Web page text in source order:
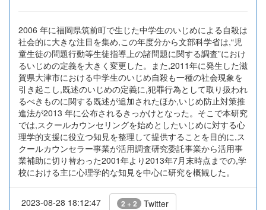
2006 年に福岡県筑前町で生じた中学生のいじめによる自殺は
社会的に大きな注目を集め,この年度分から文部科学省は,“児
童生徒の問題行動等生徒指導上の諸問題に関する調査”におけ
るいじめの定義を大きく変更した。また,2011年に発生した滋
賀県大津市における中学生のいじめ自殺も一種の社会現象を
引き起こし,既述のいじめの定義に,犯罪行為として取り扱われ
るべきものに関する既述が追加されたほか,いじめ防止対策推
進法が2013 年に公布されるきっかけとなった。そこで本研究
では,スクールカウンセリングを始めとしたいじめに対する心
理学的支援に役立つ知見を整理して提供することを目的に,ス
クールカウンセラー事業が活用調査研究委託事業から活用事
業補助に切り替わった2001年より2013年7月末時点までの,学
校における主に心理学的な知見を中心に研究を概観した。
2023-08-28 18:12:47 2 + 2 Twitter